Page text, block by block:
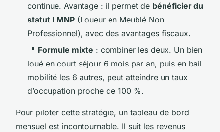
continue. Avantage : il permet de bénéficier du
statut LMNP (Loueur en Meublé Non
Professionnel), avec des avantages fiscaux.
📍 Formule mixte : combiner les deux. Un bien
loué en court séjour 6 mois par an, puis en bail
mobilité les 6 autres, peut atteindre un taux
d’occupation proche de 100 %.
Pour piloter cette stratégie, un tableau de bord
mensuel est incontournable. Il suit les revenus